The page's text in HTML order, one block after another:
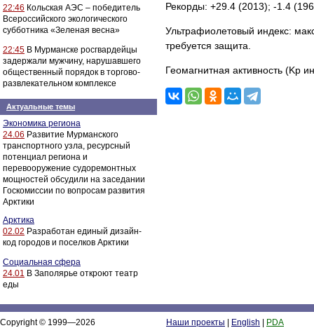
22:46 Кольская АЭС – победитель
Всероссийского экологического
субботника «Зеленая весна»
22:45 В Мурманске росгвардейцы
задержали мужчину, нарушавшего
общественный порядок в торгово-
развлекательном комплексе
Актуальные темы
Экономика региона
24.06 Развитие Мурманского
транспортного узла, ресурсный
потенциал региона и
перевооружение судоремонтных
мощностей обсудили на заседании
Госкомиссии по вопросам развития
Арктики
Арктика
02.02 Разработан единый дизайн-
код городов и поселков Арктики
Социальная сфера
24.01 В Заполярье откроют театр
еды
Рекорды: +29.4 (2013); -1.4
Ультрафиолетовый индекс:
требуется защита.
Геомагнитная активность (Kp
Copyright © 1999—2026
Наши проекты English
PDA